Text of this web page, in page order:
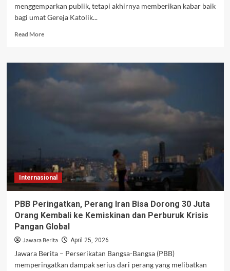
menggemparkan publik, tetapi akhirnya memberikan kabar baik
bagi umat Gereja Katolik...
Read MoreRead
Pengembalian
Gereja
dalam
Menjaga
Keamanan
Keuangan
Internasional
PBB Peringatkan, Perang Iran Bisa Dorong 30 Juta
Orang Kembali ke Kemiskinan dan Perburuk Krisis
Pangan Global
Jawara Berita April 25, 2026
Jawara Berita – Perserikatan Bangsa-Bangsa (PBB)
memperingatkan dampak serius dari perang yang melibatkan